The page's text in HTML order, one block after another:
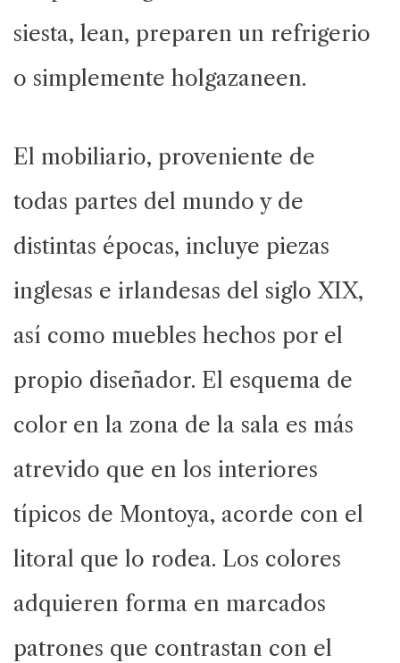
siesta, lean, preparen un refrigerio
o simplemente holgazaneen.
El mobiliario, proveniente de
todas partes del mundo y de
distintas épocas, incluye piezas
inglesas e irlandesas del siglo XIX,
así como muebles hechos por el
propio diseñador. El esquema de
color en la zona de la sala es más
atrevido que en los interiores
típicos de Montoya, acorde con el
litoral que lo rodea. Los colores
adquieren forma en marcados
patrones que contrastan con el